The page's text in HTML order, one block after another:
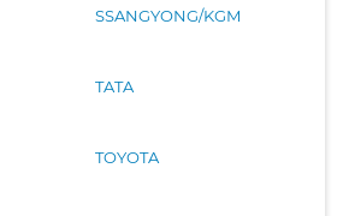
SSANGYONG/KGM
TATA
TOYOTA